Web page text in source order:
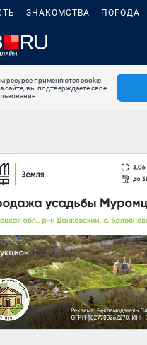
ЗНАКОМСТВА ПОГОДА
ресурсе применяются cookie-
сайте, вы подтверждаете свое